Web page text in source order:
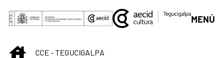
Saltar al contenido principal
MENÚ
INICIOCCE - TEGUCIGALPA